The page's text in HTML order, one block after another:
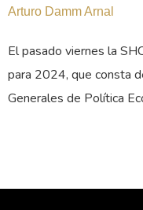
Arturo Damm Arnal
El pasado viernes la
para 2024, que consta
Generales de Política